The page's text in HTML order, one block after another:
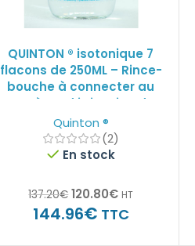
QUINTON ® isotonique 7
flacons de 250ML – Rince-
bouche à connecter au
système d’irrigation du
fauteuil du dentiste
Quinton ®
(2)
En stock
137.20€ 120.80€ HT
144.96€ TTC